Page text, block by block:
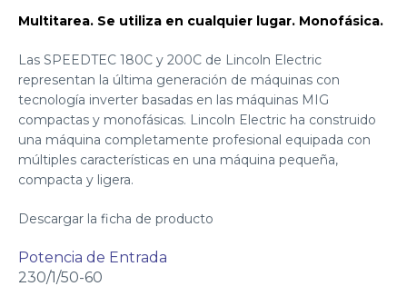
Multitarea. Se utiliza en cualquier lugar. Monofásica.
Las SPEEDTEC 180C y 200C de Lincoln Electric
representan la última generación de máquinas con
tecnología inverter basadas en las máquinas MIG
compactas y monofásicas. Lincoln Electric ha construido
una máquina completamente profesional equipada con
múltiples características en una máquina pequeña,
compacta y ligera.
Descargar la ficha de producto
Potencia de Entrada
230/1/50-60